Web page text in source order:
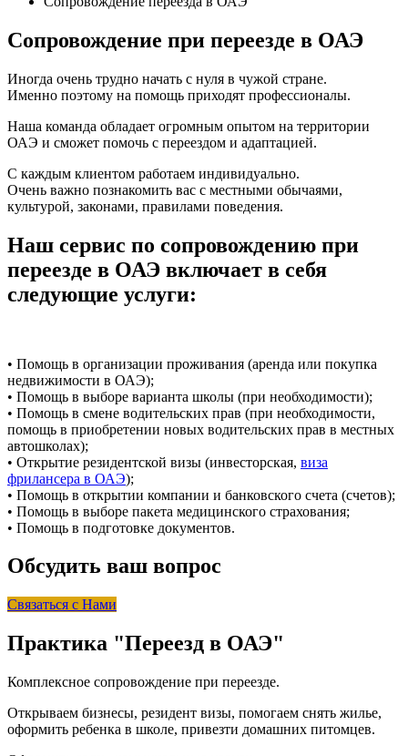
Сопровождение при переезде в ОАЭ
Иногда очень трудно начать с нуля в чужой стране.
Именно поэтому на помощь приходят профессионалы.
Наша команда обладает огромным опытом на территории
ОАЭ и сможет помочь с переездом и адаптацией.
С каждым клиентом работаем индивидуально.
Очень важно познакомить вас с местными обычаями,
культурой, законами, правилами поведения.
Наш сервис по сопровождению при
переезде в ОАЭ включает в себя
следующие услуги:
• Помощь в организации проживания (аренда или покупка
недвижимости в ОАЭ);
• Помощь в выборе варианта школы (при необходимости);
• Помощь в смене водительских прав (при необходимости,
помощь в приобретении новых водительских прав в местных
автошколах);
• Открытие резидентской визы (инвесторская, виза
фрилансера в ОАЭ);
• Помощь в открытии компании и банковского счета (счетов);
• Помощь в выборе пакета медицинского страхования;
• Помощь в подготовке документов.
Обсудить ваш вопрос
Связаться с Нами
Практика "Переезд в ОАЭ"
Комплексное сопровождение при переезде.
Открываем бизнесы, резидент визы, помогаем снять жилье,
оформить ребенка в школе, привезти домашних питомцев.